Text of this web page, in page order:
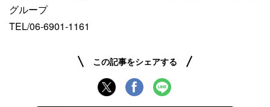
グループ
TEL/06-6901-1161
この記事をシェアする